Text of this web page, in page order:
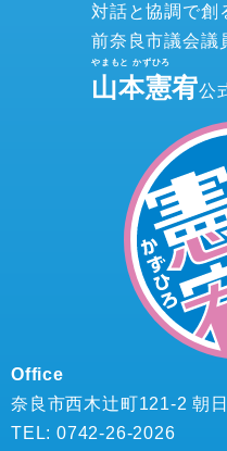
対話と協調で創
前奈良市議会議
山本憲宥公
Office
奈良市西木辻町121-2 朝
TEL: 0742-26-2026